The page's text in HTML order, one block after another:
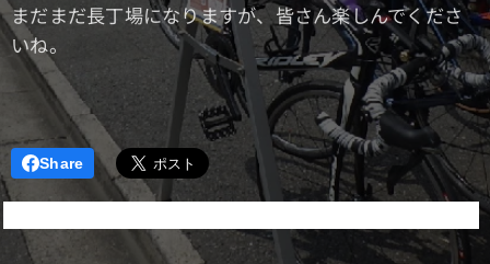
まだまだ長丁場になりますが、皆さん楽しんでくださ
いね。
Share